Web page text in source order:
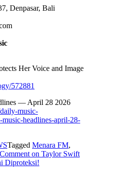
Denpasar, Bali
Her Voice and Image
572881
— April 28 2026
music-
music-headlines-april-28-
Tagged Menara FM,
on Taylor Swift
Diproteksi!